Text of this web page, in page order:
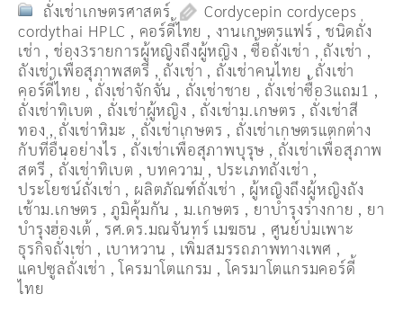
ถั่งเช่าเกษตรศาสตร์
Cordycepin cordyceps
cordythai HPLC , คอร์ดี้ไทย , งานเกษตรแฟร์ , ชนิดถั่ง
เช่า , ช่อง3รายการผู้หญิงถึงผู้หญิง ,ซื้อถั่งเช่า , ถังเช่า ,
ถังเช่าเพื่อสุภาพสตรี , ถั่งเช่า , ถั่งเช่าคนไทย , ถั่งเช่า
คอร์ดี้ไทย , ถั่งเช่าจักจั่น , ถั่งเช่าชาย , ถั่งเช่าซื้อ3แถม1 ,
ถั่งเช่าทิเบต , ถั่งเช่าผู้หญิง , ถั่งเช่าม.เกษตร , ถั่งเช่าสี
ทอง , ถั่งเช่าหิมะ , ถั่งเช่าเกษตร , ถั่งเช่าเกษตรแตกต่าง
กับที่อื่นอย่างไร , ถั่งเช่าเพื่อสุภาพบุรุษ , ถั่งเช่าเพื่อสุภาพ
สตรี , ถั่่งเช่าทิเบต ,บทความ , ประเภทถั่งเช่า ,
ประโยชน์ถั่งเช่า , ผลิตภัณฑ์ถั่งเช่า , ผู้หญิงถึงผู้หญิงถัง
เช้าม.เกษตร ,ภูมิคุ้มกัน , ม.เกษตร , ยาบำรุงร่างกาย , ยา
บำรุงฮ่องเต้ , รศ.ดร.มณจันทร์ เมฆธน , ศูนย์บ่มเพาะ
ธุรกิจถั่งเช่า , เบาหวาน , เพิ่มสมรรถภาพทางเพศ ,
แคปซูลถั่งเช่า ,โครมาโตแกรม ,โครมาโตแกรมคอร์ดี้
ไทย